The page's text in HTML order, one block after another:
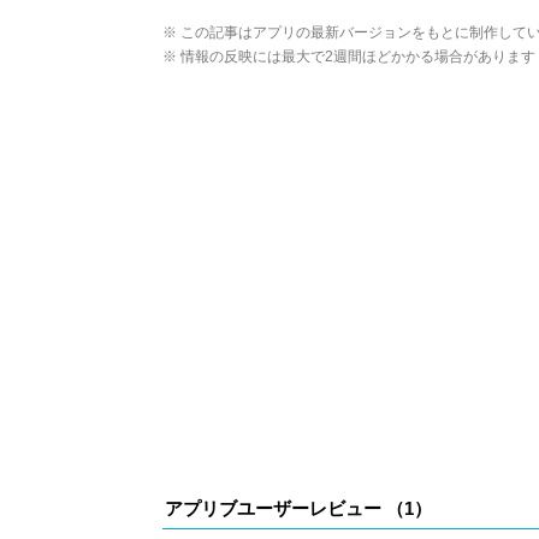
※ この記事はアプリの最新バージョンをもとに制作して
※ 情報の反映には最大で2週間ほどかかる場合があります
アプリブユーザーレビュー （1）